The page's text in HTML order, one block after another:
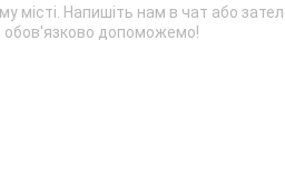
місті. Напишіть нам в чат або
обов'язково допоможемо!